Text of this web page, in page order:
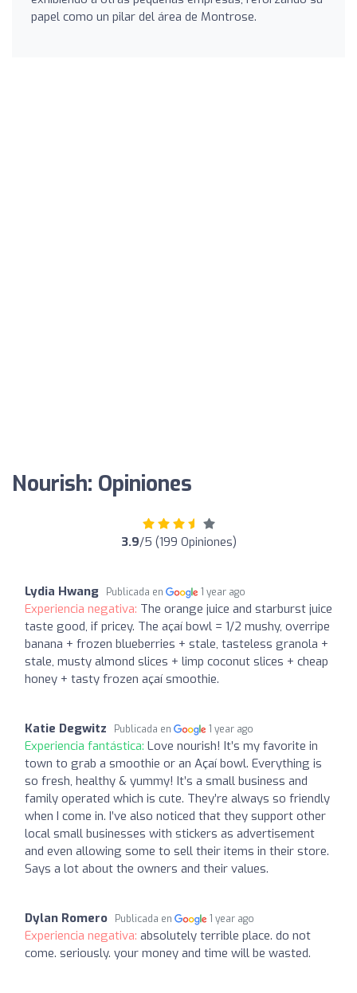
papel como un pilar del área de Montrose.
Nourish: Opiniones
3.9/5 (199 Opiniones)
Lydia Hwang Publicada en 1 year ago
Experiencia negativa: The orange juice and starburst juice
taste good, if pricey. The açaí bowl = 1/2 mushy, overripe
banana + frozen blueberries + stale, tasteless granola +
stale, musty almond slices + limp coconut slices + cheap
honey + tasty frozen açaí smoothie.
Katie Degwitz Publicada en 1 year ago
Experiencia fantástica: Love nourish! It’s my favorite in
town to grab a smoothie or an Açaí bowl. Everything is
so fresh, healthy & yummy! It’s a small business and
family operated which is cute. They’re always so friendly
when I come in. I’ve also noticed that they support other
local small businesses with stickers as advertisement
and even allowing some to sell their items in their store.
Says a lot about the owners and their values.
Dylan Romero Publicada en 1 year ago
Experiencia negativa: absolutely terrible place. do not
come. seriously. your money and time will be wasted.